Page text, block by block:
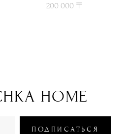
200 000 〒
HOME
ПОДПИСАТЬСЯ